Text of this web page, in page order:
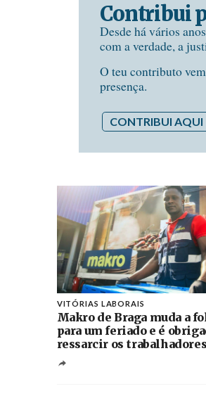
Contribui
Desde há vários
com a verdade, a
O teu contributo
presença.
CONTRIBUI AQUI
VITÓRIAS LABORAIS
Makro de Braga muda a
para um feriado e é
ressarcir os trabalhadores